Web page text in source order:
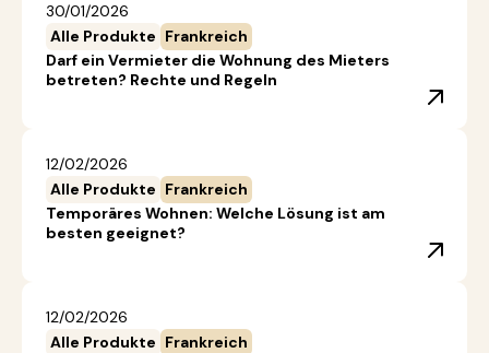
30/01/2026
Alle Produkte Frankreich
Darf ein Vermieter die Wohnung des Mieters
betreten? Rechte und Regeln
12/02/2026
Alle Produkte Frankreich
Temporäres Wohnen: Welche Lösung ist am
besten geeignet?
12/02/2026
Alle Produkte Frankreich